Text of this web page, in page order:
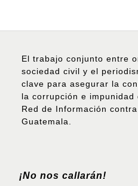
El trabajo conjunto entre
sociedad civil y el
clave para asegurar la
la corrupción e impunidad
Red de Información
Guatemala.
¡No nos callarán!